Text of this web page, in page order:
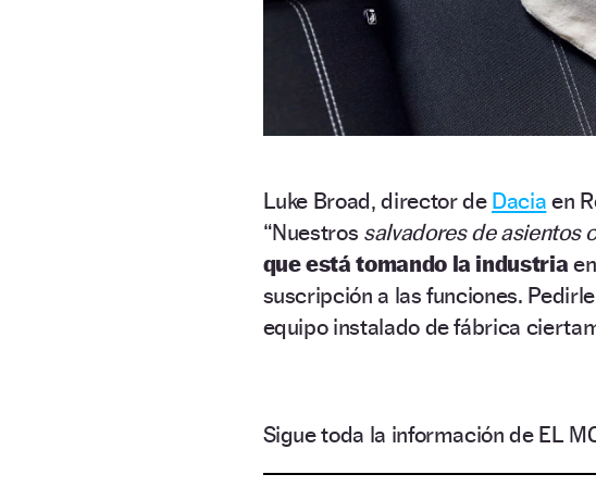
Luke Broad, director de Dacia en
“Nuestros salvadores de asientos
que está tomando la industria
suscripción a las funciones.
equipo instalado de fábrica
Sigue toda la información de EL